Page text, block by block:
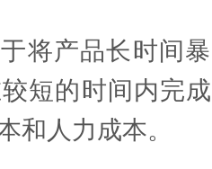
产品长时间暴
短的时间内完
和人力成本。